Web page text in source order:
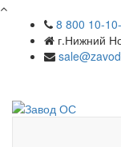
8 800 10-
г.Нижний